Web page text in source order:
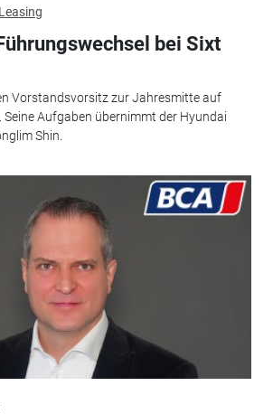
bei Sixt
Vorstandsvorsitz zur Jahresmitte auf
Seine Aufgaben übernimmt der Hyundai
Shin.